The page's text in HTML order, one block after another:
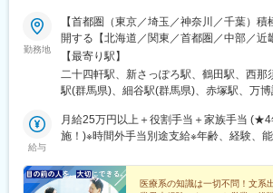
勤務地
【首都圏（東京／埼玉／神奈川／千葉）
開する【北海道／関東／首都圏／中部／近
へご希望を考慮した上で配属となります。
東】栃木／群馬／茨城／長野／山梨／新潟
／神奈川／千葉★積極採用エリア【中部】
／長崎／熊本／大分／宮崎／鹿児島各事業
弊社HPよりご確認ください※「企業情報
の就労はありません)
【最寄り駅】
二十四軒駅、新さっぽろ駅、鶴田駅、西那
駅(群馬県)、細谷駅(群馬県)、赤塚駅、万
駅、寺尾駅、宮内駅(新潟県)、直江津駅、
川橋駅、竹ノ塚駅、小村井駅、井荻駅、志
台駅(東京都)、北戸田駅、南越谷駅、久喜
航空公園駅、南古谷駅、ソシオ流通センタ
給与
月給25万円以上＋役割手当＋家族手当
施！)※時間外手当別途支給※年齢、経験、
医療系の知識は一切不問！文系